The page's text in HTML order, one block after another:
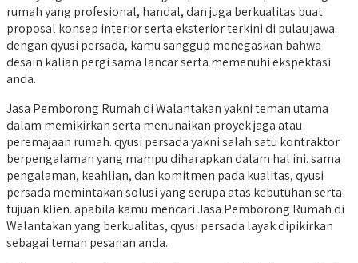
rumah yang profesional, handal, dan juga berkualitas buat
proposal konsep interior serta eksterior terkini di pulau jawa.
dengan qyusi persada, kamu sanggup menegaskan bahwa
desain kalian pergi sama lancar serta memenuhi ekspektasi
anda.
Jasa Pemborong Rumah di Walantakan yakni teman utama
dalam memikirkan serta menunaikan proyek jaga atau
peremajaan rumah. qyusi persada yakni salah satu kontraktor
berpengalaman yang mampu diharapkan dalam hal ini. sama
pengalaman, keahlian, dan komitmen pada kualitas, qyusi
persada memintakan solusi yang serupa atas kebutuhan serta
tujuan klien. apabila kamu mencari Jasa Pemborong Rumah di
Walantakan yang berkualitas, qyusi persada layak dipikirkan
sebagai teman pesanan anda.